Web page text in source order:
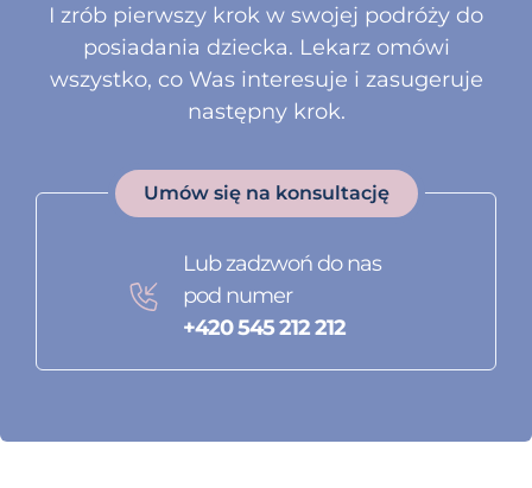
I zrób pierwszy krok w swojej podróży do
posiadania dziecka. Lekarz omówi
wszystko, co Was interesuje i zasugeruje
następny krok.
Umów się na konsultację
Lub zadzwoń do nas
pod numer
+420 545 212 212